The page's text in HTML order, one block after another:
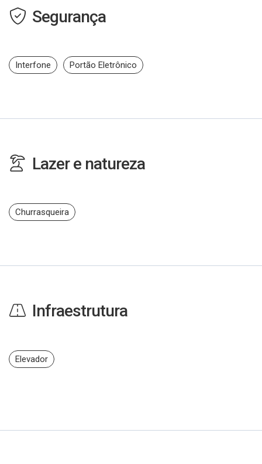
Segurança
Interfone Portão Eletrônico
Lazer e natureza
Churrasqueira
Infraestrutura
Elevador